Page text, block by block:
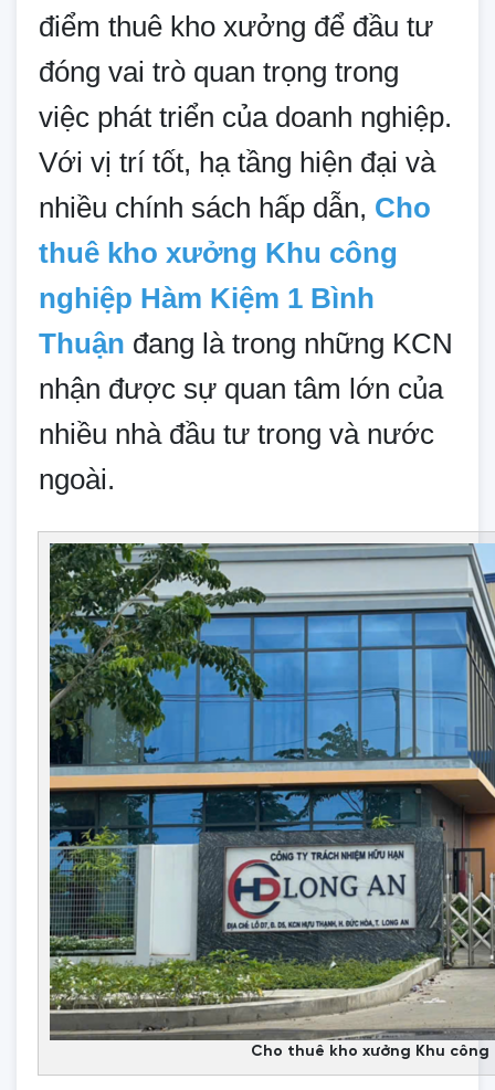
điểm thuê kho xưởng để đầu tư
đóng vai trò quan trọng trong
việc phát triển của doanh nghiệp.
Với vị trí tốt, hạ tầng hiện đại và
nhiều chính sách hấp dẫn, Cho
thuê kho xưởng Khu công
nghiệp Hàm Kiệm 1 Bình
Thuận đang là trong những KCN
nhận được sự quan tâm lớn của
nhiều nhà đầu tư trong và nước
ngoài.
Cho thuê kho xưởng Khu công